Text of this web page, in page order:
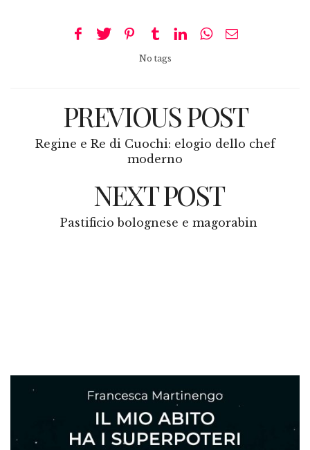
No tags
PREVIOUS POST
Regine e Re di Cuochi: elogio dello chef
moderno
NEXT POST
Pastificio bolognese e magorabin